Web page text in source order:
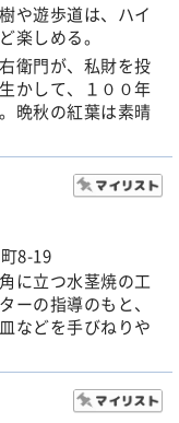
や遊歩道は、ハイ
楽しめる。
衛門が、私財を投
かして、１００年
晩秋の紅葉は素晴
8-19
に立つ水茎焼の工
ーの指導のもと、
などを手びねりや